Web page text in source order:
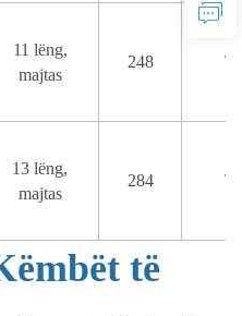
11 lëng,
majtas
248 T
13 lëng,
majtas
284 T
të